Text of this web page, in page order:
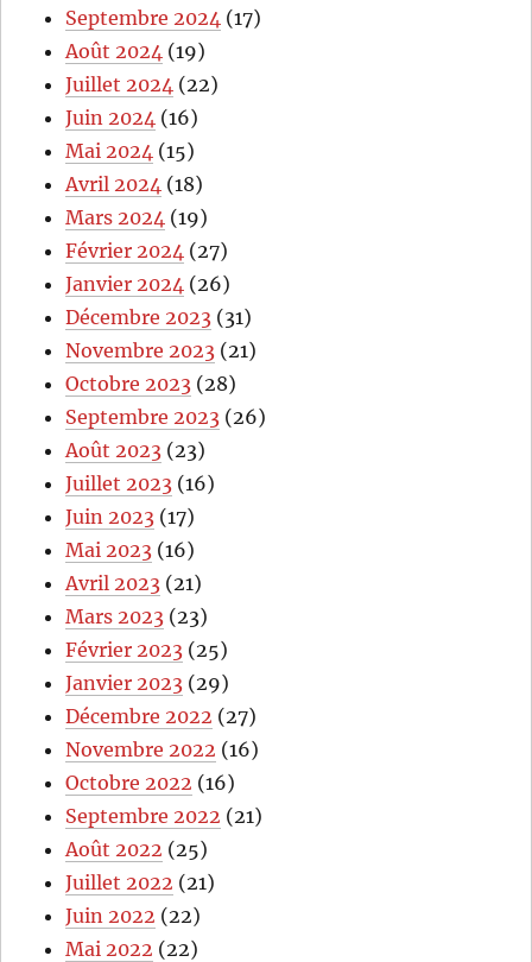
Septembre 2024 (17)
Août 2024 (19)
Juillet 2024 (22)
Juin 2024 (16)
Mai 2024 (15)
Avril 2024 (18)
Mars 2024 (19)
Février 2024 (27)
Janvier 2024 (26)
Décembre 2023 (31)
Novembre 2023 (21)
Octobre 2023 (28)
Septembre 2023 (26)
Août 2023 (23)
Juillet 2023 (16)
Juin 2023 (17)
Mai 2023 (16)
Avril 2023 (21)
Mars 2023 (23)
Février 2023 (25)
Janvier 2023 (29)
Décembre 2022 (27)
Novembre 2022 (16)
Octobre 2022 (16)
Septembre 2022 (21)
Août 2022 (25)
Juillet 2022 (21)
Juin 2022 (22)
Mai 2022 (22)